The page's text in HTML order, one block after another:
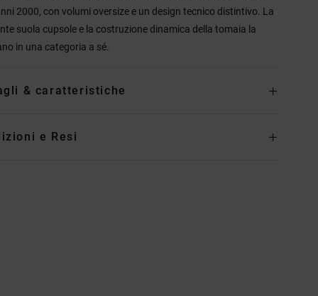
2000, con volumi oversize e un design tecnico distintivo. La
suola cupsole e la costruzione dinamica della tomaia la
in una categoria a sé.
& caratteristiche
e Resi